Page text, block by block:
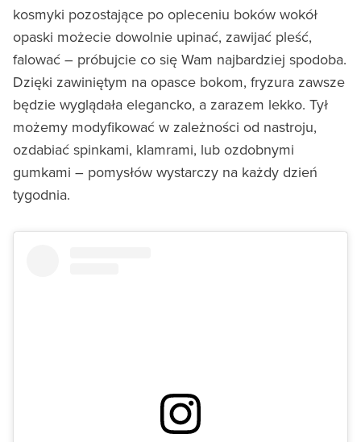
kosmyki pozostające po opleceniu boków wokół
opaski możecie dowolnie upinać, zawijać pleść,
falować – próbujcie co się Wam najbardziej spodoba.
Dzięki zawiniętym na opasce bokom, fryzura zawsze
będzie wyglądała elegancko, a zarazem lekko. Tył
możemy modyfikować w zależności od nastroju,
ozdabiać spinkami, klamrami, lub ozdobnymi
gumkami – pomysłów wystarczy na każdy dzień
tygodnia.